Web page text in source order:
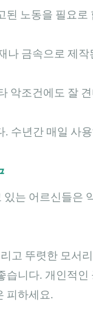
된 노동을 필요
나 금속으로 제
악조건에도 잘
. 수년간 매일 사
는 어르신들은
고 뚜렷한 모서
습니다. 개인적
피하세요.